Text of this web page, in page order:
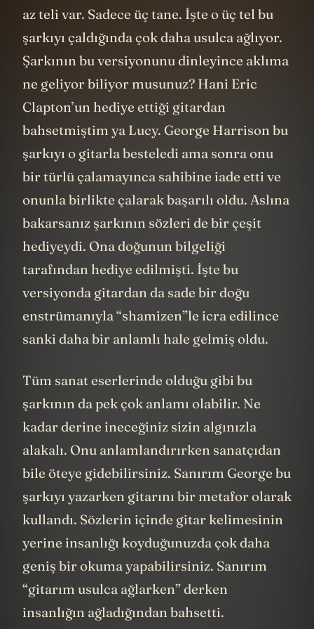
az teli var. Sadece üç tane. İşte o üç tel bu
şarkıyı çaldığında çok daha usulca ağlıyor.
Şarkının bu versiyonunu dinleyince aklıma
ne geliyor biliyor musunuz? Hani Eric
Clapton’un hediye ettiği gitardan
bahsetmiştim ya Lucy. George Harrison bu
şarkıyı o gitarla besteledi ama sonra onu
bir türlü çalamayınca sahibine iade etti ve
onunla birlikte çalarak başarılı oldu. Aslına
bakarsanız şarkının sözleri de bir çeşit
hediyeydi. Ona doğunun bilgeliği
tarafından hediye edilmişti. İşte bu
versiyonda gitardan da sade bir doğu
enstrümanıyla “shamizen”le icra edilince
sanki daha bir anlamlı hale gelmiş oldu.
Tüm sanat eserlerinde olduğu gibi bu
şarkının da pek çok anlamı olabilir. Ne
kadar derine ineceğiniz sizin algınızla
alakalı. Onu anlamlandırırken sanatçıdan
bile öteye gidebilirsiniz. Sanırım George bu
şarkıyı yazarken gitarını bir metafor olarak
kullandı. Sözlerin içinde gitar kelimesinin
yerine insanlığı koyduğunuzda çok daha
geniş bir okuma yapabilirsiniz. Sanırım
“gitarım usulca ağlarken” derken
insanlığın ağladığından bahsetti.